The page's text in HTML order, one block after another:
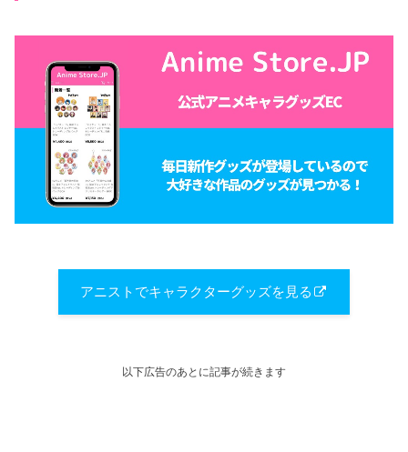
アニストでキャラクターグッズを見る
以下広告のあとに記事が続きます